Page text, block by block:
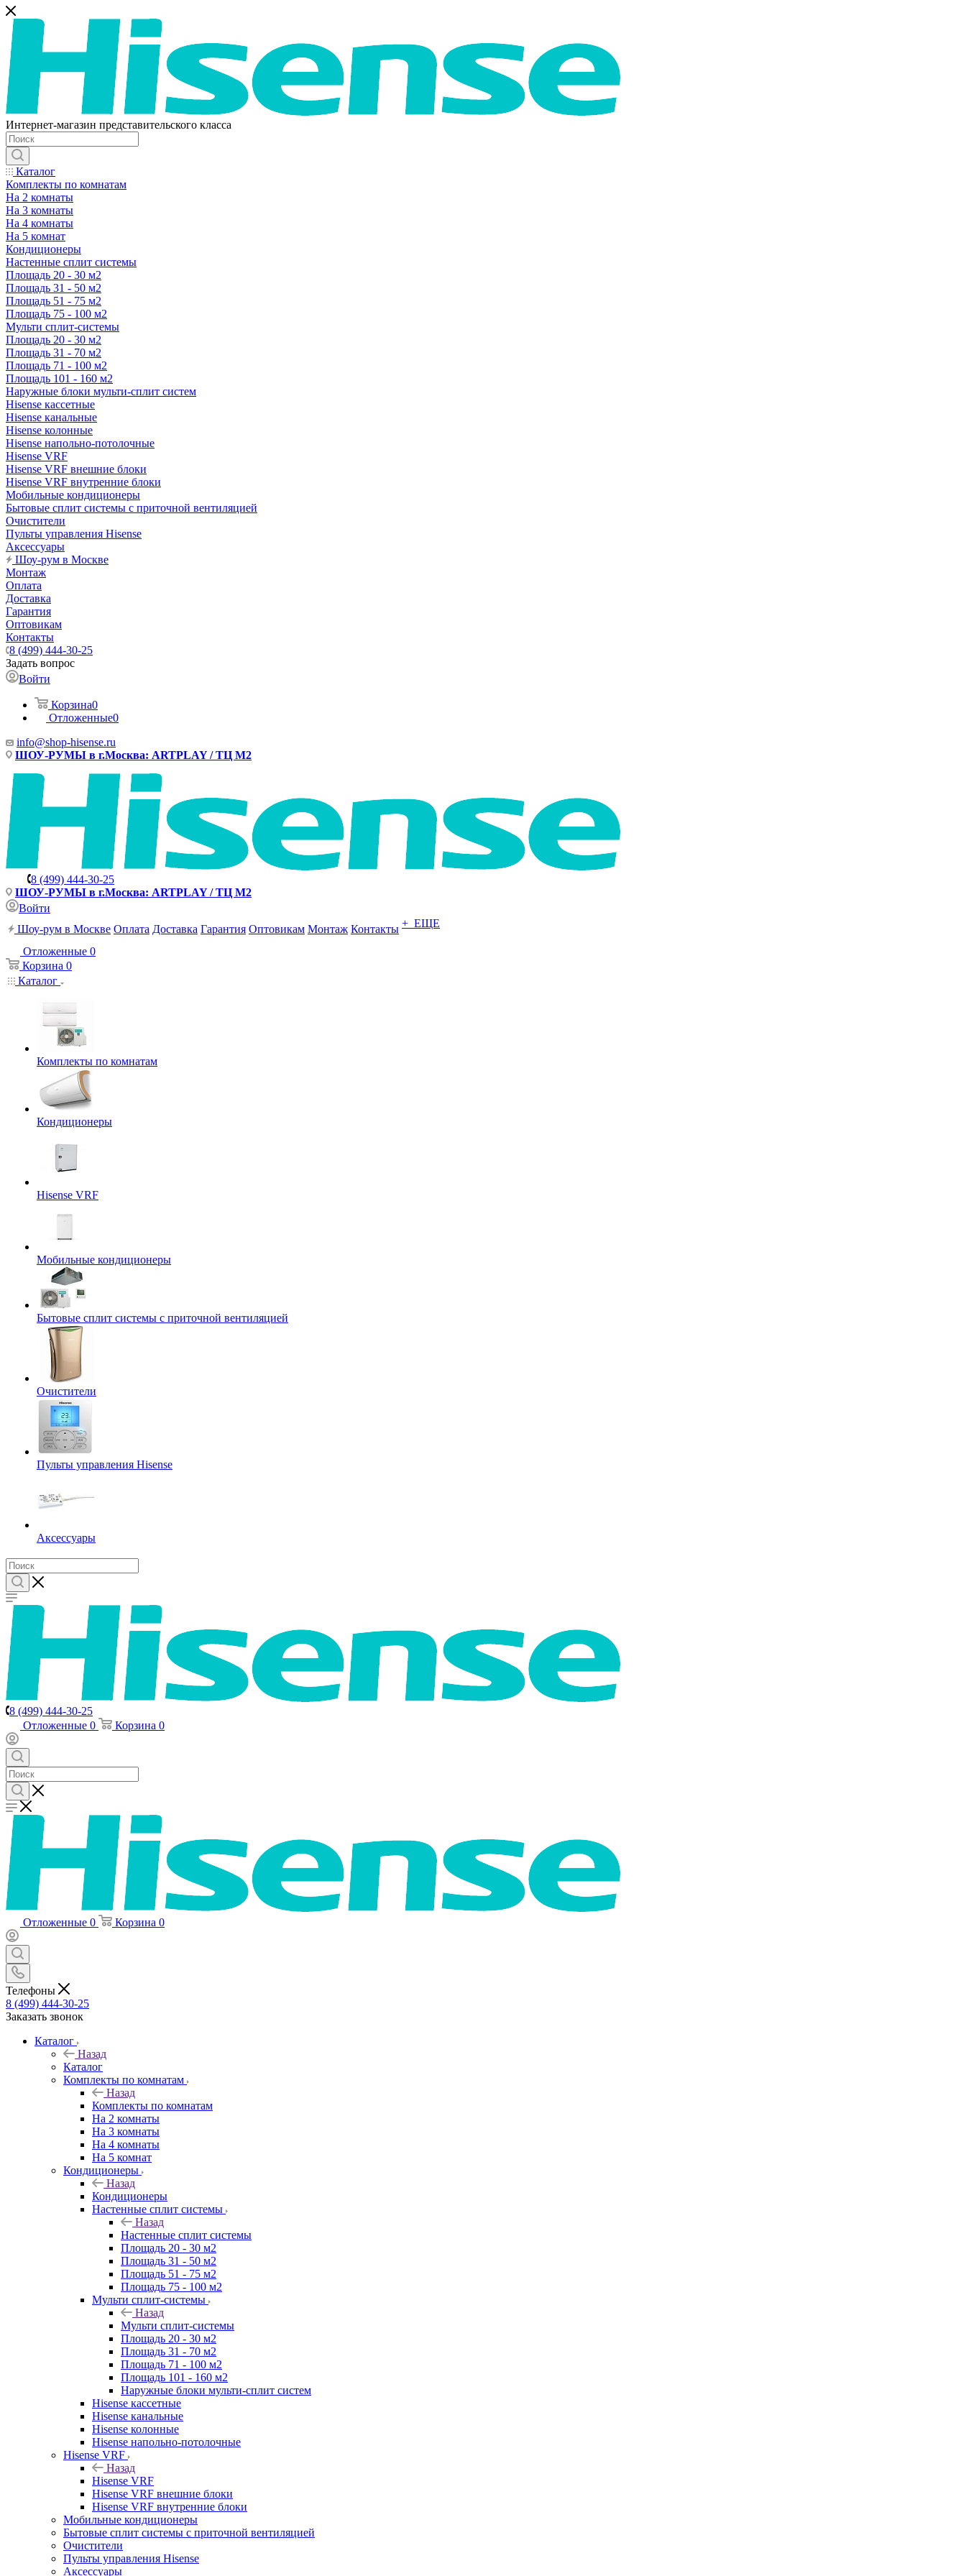
Интернет-магазин представительского класса
Каталог
Комплекты по комнатам
На 2 комнаты
На 3 комнаты
На 4 комнаты
На 5 комнат
Кондиционеры
Настенные сплит системы
Площадь 20 - 30 м2
Площадь 31 - 50 м2
Площадь 51 - 75 м2
Площадь 75 - 100 м2
Мульти сплит-системы
Площадь 20 - 30 м2
Площадь 31 - 70 м2
Площадь 71 - 100 м2
Площадь 101 - 160 м2
Наружные блоки мульти-сплит систем
Hisense кассетные
Hisense канальные
Hisense колонные
Hisense напольно-потолочные
Hisense VRF
Hisense VRF внешние блоки
Hisense VRF внутренние блоки
Мобильные кондиционеры
Бытовые сплит системы с приточной вентиляцией
Очистители
Пульты управления Hisense
Аксессуары
Шоу-рум в Москве
Монтаж
Оплата
Доставка
Гарантия
Оптовикам
Контакты
8 (499) 444-30-25
Задать вопрос
Войти
Корзина0
Отложенные0
info@shop-hisense.ru
ШОУ-РУМЫ в г.Москва: ARTPLAY / ТЦ М2
8 (499) 444-30-25
ШОУ-РУМЫ в г.Москва: ARTPLAY / ТЦ М2
Войти
Шоу-рум в Москве Оплата Доставка Гарантия Оптовикам Монтаж Контакты + ЕЩЕ
Отложенные 0
Корзина 0
Каталог
Комплекты по комнатам
Кондиционеры
Hisense VRF
Мобильные кондиционеры
Бытовые сплит системы с приточной вентиляцией
Очистители
Пульты управления Hisense
Аксессуары
8 (499) 444-30-25
Отложенные 0 Корзина 0
Отложенные 0 Корзина 0
Телефоны
8 (499) 444-30-25
Заказать звонок
Каталог
Назад
Каталог
Комплекты по комнатам
Назад
Комплекты по комнатам
На 2 комнаты
На 3 комнаты
На 4 комнаты
На 5 комнат
Кондиционеры
Назад
Кондиционеры
Настенные сплит системы
Назад
Настенные сплит системы
Площадь 20 - 30 м2
Площадь 31 - 50 м2
Площадь 51 - 75 м2
Площадь 75 - 100 м2
Мульти сплит-системы
Назад
Мульти сплит-системы
Площадь 20 - 30 м2
Площадь 31 - 70 м2
Площадь 71 - 100 м2
Площадь 101 - 160 м2
Наружные блоки мульти-сплит систем
Hisense кассетные
Hisense канальные
Hisense колонные
Hisense напольно-потолочные
Hisense VRF
Назад
Hisense VRF
Hisense VRF внешние блоки
Hisense VRF внутренние блоки
Мобильные кондиционеры
Бытовые сплит системы с приточной вентиляцией
Очистители
Пульты управления Hisense
Аксессуары